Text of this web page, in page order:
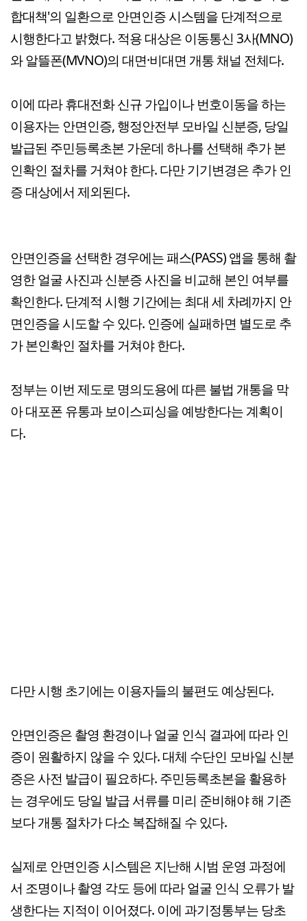
합대책'의 일환으로 안면인증 시스템을 단계적으로
시행한다고 밝혔다. 적용 대상은 이동통신 3사(MNO)
와 알뜰폰(MVNO)의 대면·비대면 개통 채널 전체다.
이에 따라 휴대전화 신규 가입이나 번호이동을 하는
이용자는 안면인증, 행정안전부 모바일 신분증, 당일
발급된 주민등록초본 가운데 하나를 선택해 추가 본
인확인 절차를 거쳐야 한다. 다만 기기변경은 추가 인
증 대상에서 제외된다.
안면인증을 선택한 경우에는 패스(PASS) 앱을 통해 촬
영한 얼굴 사진과 신분증 사진을 비교해 본인 여부를
확인한다. 단계적 시행 기간에는 최대 세 차례까지 안
면인증을 시도할 수 있다. 인증에 실패하면 별도로 추
가 본인확인 절차를 거쳐야 한다.
정부는 이번 제도로 명의도용에 따른 불법 개통을 막
아 대포폰 유통과 보이스피싱을 예방한다는 계획이
다.
다만 시행 초기에는 이용자들의 불편도 예상된다.
안면인증은 촬영 환경이나 얼굴 인식 결과에 따라 인
증이 원활하지 않을 수 있다. 대체 수단인 모바일 신분
증은 사전 발급이 필요하다. 주민등록초본을 활용하
는 경우에도 당일 발급 서류를 미리 준비해야 해 기존
보다 개통 절차가 다소 복잡해질 수 있다.
실제로 안면인증 시스템은 지난해 시범 운영 과정에
서 조명이나 촬영 각도 등에 따라 얼굴 인식 오류가 발
생한다는 지적이 이어졌다. 이에 과기정통부는 당초